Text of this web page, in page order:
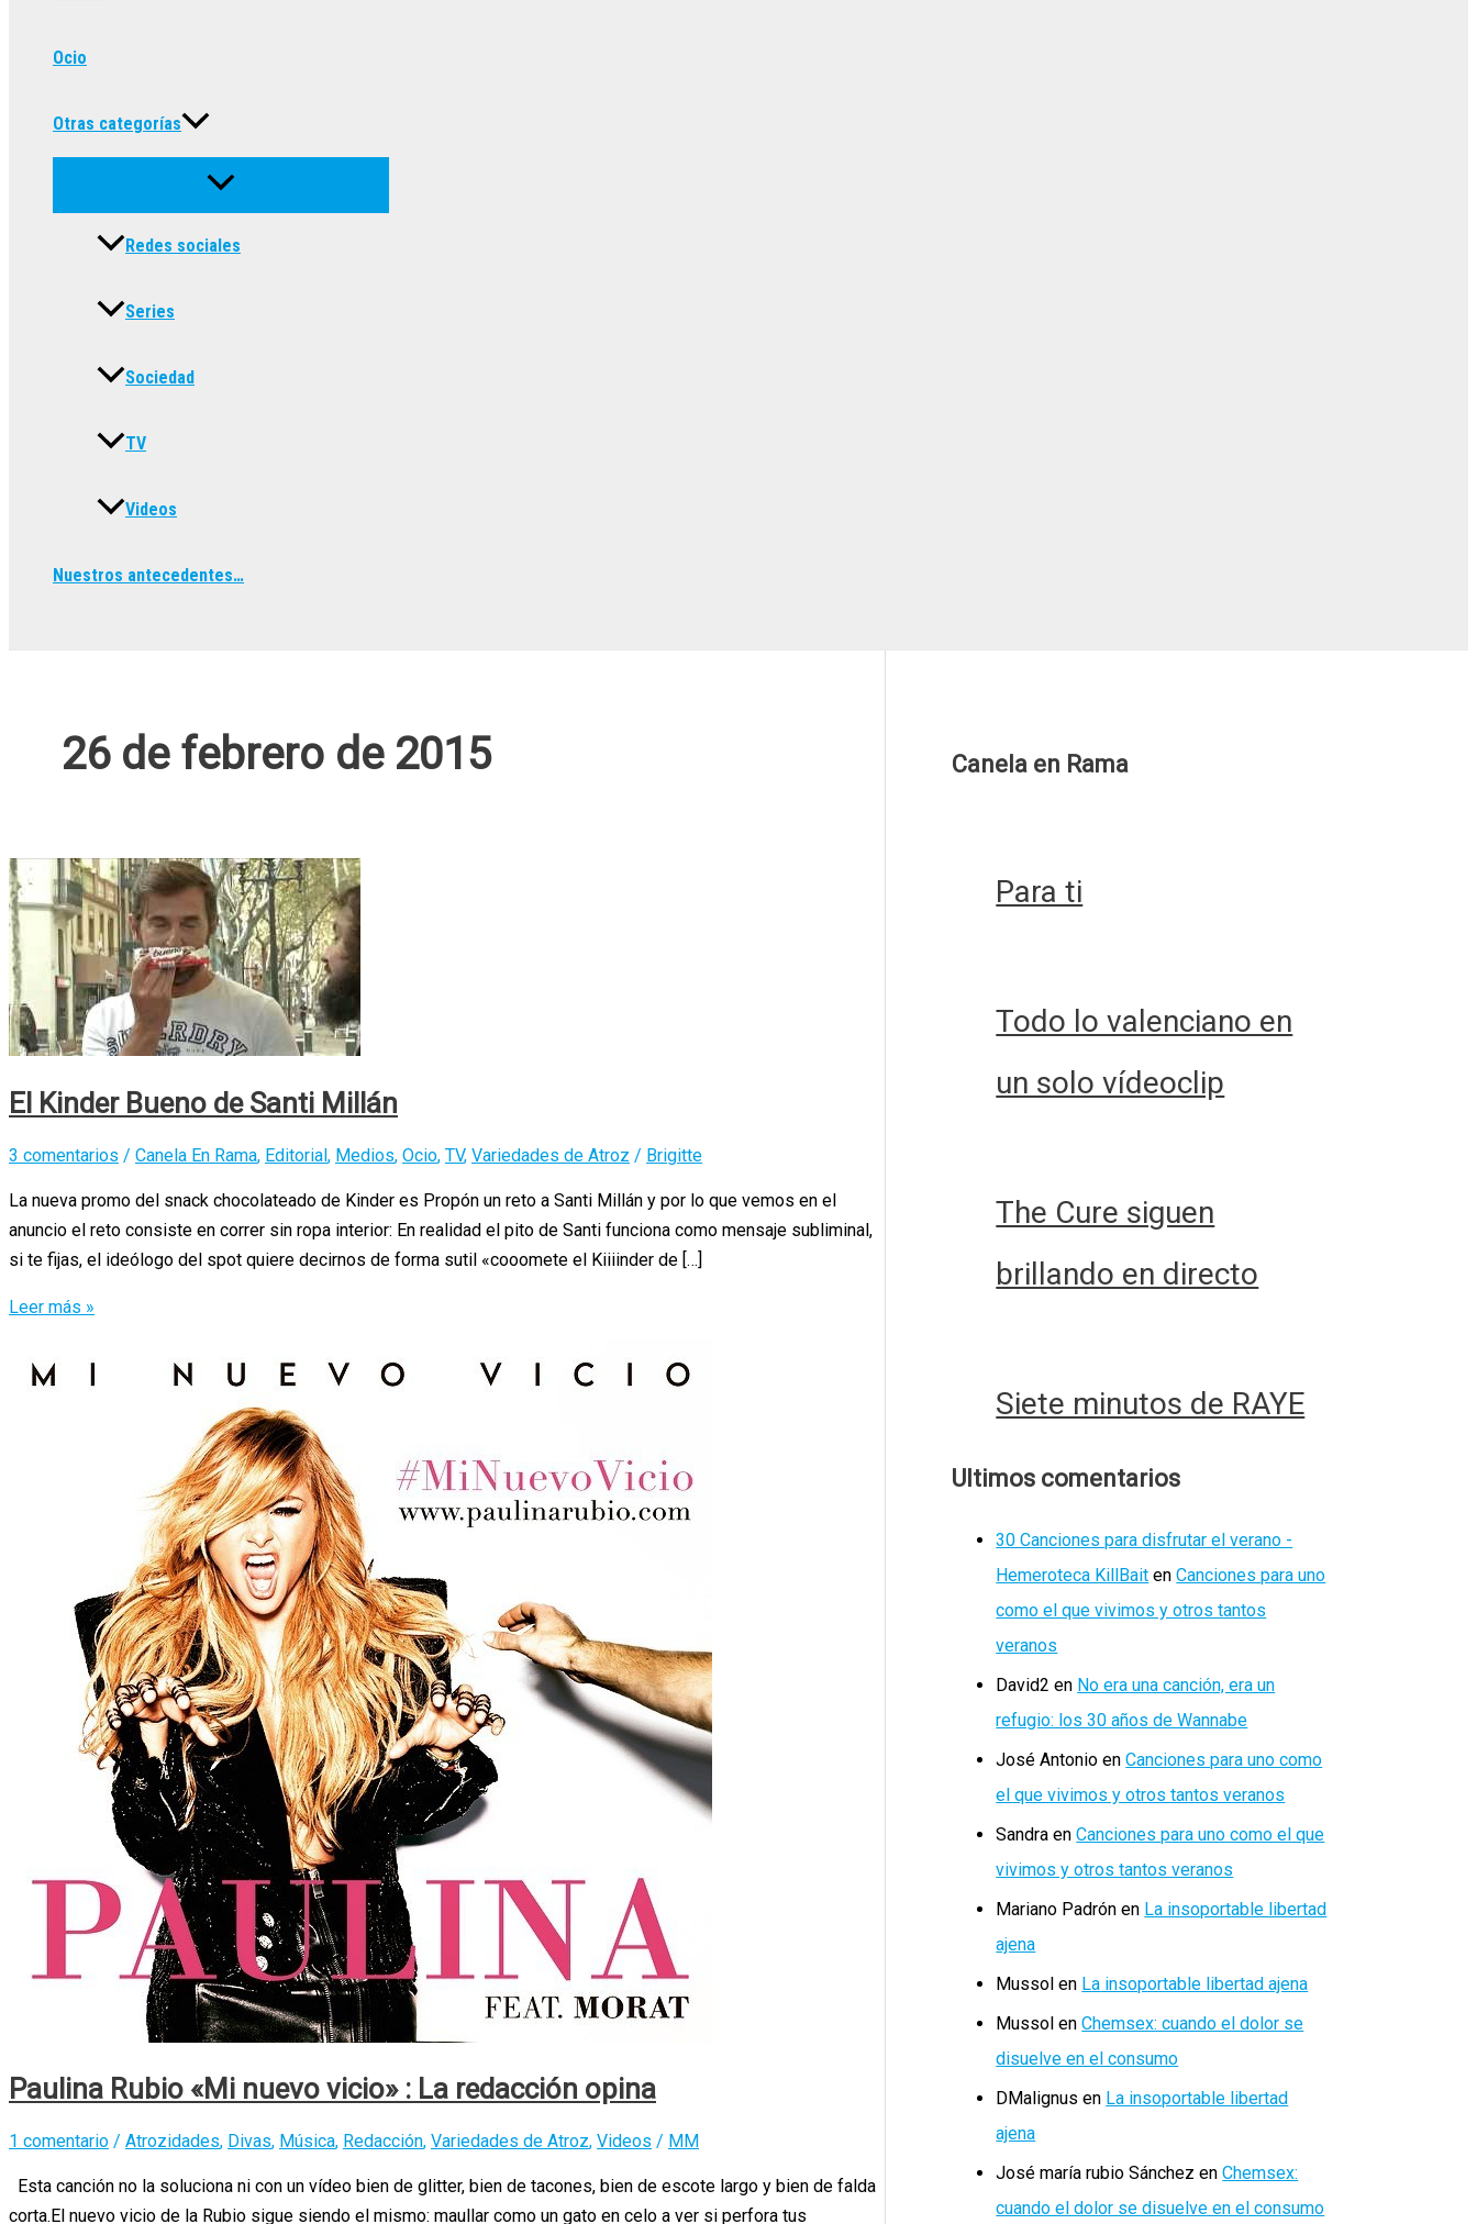
Ocio
Otras categorías
Redes sociales
Series
Sociedad
TV
Videos
Nuestros antecedentes…
26 de febrero de 2015
El Kinder Bueno de Santi Millán
3 comentarios / Canela En Rama, Editorial, Medios, Ocio, TV, Variedades de Atroz / Brigitte
La nueva promo del snack chocolateado de Kinder es Propón un reto a Santi Millán y por lo que vemos en el
anuncio el reto consiste en correr sin ropa interior: En realidad el pito de Santi funciona como mensaje subliminal,
si te fijas, el ideólogo del spot quiere decirnos de forma sutil «cooomete el Kiiiinder de […]
El
Bueno
Leer más »
Paulina Rubio «Mi nuevo vicio» : La redacción opina
1 comentario / Atrozidades, Divas, Música, Redacción, Variedades de Atroz, Videos / MM
Esta canción no la soluciona ni con un vídeo bien de glitter, bien de tacones, bien de escote largo y bien de falda
corta.El nuevo vicio de la Rubio sigue siendo el mismo: maullar como un gato en celo a ver si perfora tus
Canela en Rama
Para ti
Todo lo valenciano en
un solo vídeoclip
The Cure siguen
brillando en directo
Siete minutos de RAYE
Ultimos comentarios
30 Canciones para disfrutar el verano -
Hemeroteca KillBait enCanciones para uno
como el que vivimos y otros tantos
veranos
David2 en No era una canción, era un
refugio: los 30 años de Wannabe
José Antonio enCanciones para uno como
el que vivimos y otros tantos veranos
Sandra enCanciones para uno como el que
vivimos y otros tantos veranos
Mariano Padrón en La insoportable libertad
ajena
Mussol en La insoportable libertad ajena
Mussol enChemsex: cuando el dolor se
disuelve en el consumo
DMalignus en La insoportable libertad
ajena
José maría rubio Sánchez enChemsex:
cuando el dolor se disuelve en el consumo